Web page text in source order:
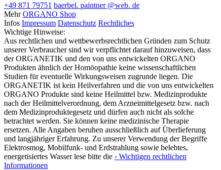
+49 871 79751 baerbel. paintner @web. de
Mehr ORGANO Shop
Infos Impressum Datenschutz Rechtliches
Wichtige Hinweise:
Aus rechtlichen und wettbewerbsrechtlichen Gründen zum Schutz
unserer Verbraucher sind wir verpflichtet darauf hinzuweisen, dass
der ORGANETIK und den von uns entwickelten ORGANO
Produkten ähnlich der Homöopathie keine wissenschaftlichen
Studien für eventuelle Wirkungsweisen zugrunde liegen. Die
ORGANETIK ist kein Heilverfahren und die von uns entwickelten
ORGANO Produkte sind keine Heilmittel bzw. Medizinprodukte
nach der Heilmittelverordnung, dem Arzneimittelgesetz bzw. nach
dem Medizinproduktegesetz und dürfen auch nicht als solche
betrachtet werden. Sie können keine medizinische Therapie
ersetzen. Alle Angaben beruhen ausschließlich auf Überlieferung
und langjähriger Erfahrung. Zu unserer Verwendung der Begriffe
Elektrosmog, Mobilfunk- und Erdstrahlung sowie belebtes,
energetisiertes Wasser lese bitte die › Wichtigen rechtlichen
Informationen